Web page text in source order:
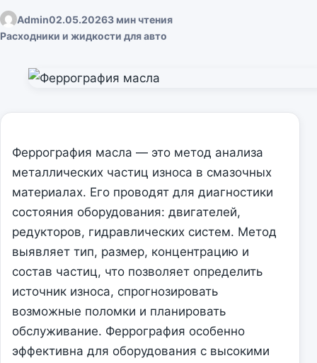
Admin02.05.20263 мин чтения
Расходники и жидкости для авто
Феррография масла — это метод анализа
металлических частиц износа в смазочных
материалах. Его проводят для диагностики
состояния оборудования: двигателей,
редукторов, гидравлических систем. Метод
выявляет тип, размер, концентрацию и
состав частиц, что позволяет определить
источник износа, спрогнозировать
возможные поломки и планировать
обслуживание. Феррография особенно
эффективна для оборудования с высокими